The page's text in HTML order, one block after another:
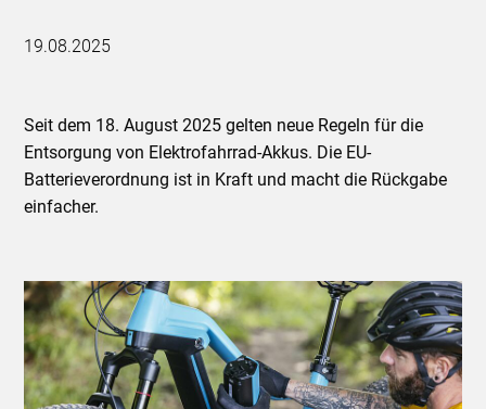
19.08.2025
Seit dem 18. August 2025 gelten neue Regeln für die
Entsorgung von Elektrofahrrad-Akkus. Die EU-
Batterieverordnung ist in Kraft und macht die Rückgabe
einfacher.